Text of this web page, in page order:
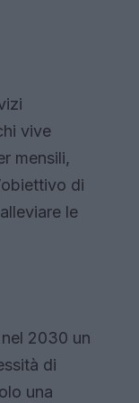
vive
mensili,
di
le
2030 un
di
una